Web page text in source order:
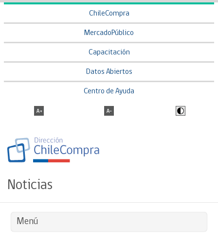
ChileCompra
MercadoPúblico
Capacitación
Datos Abiertos
Centro de Ayuda
Noticias
Menú